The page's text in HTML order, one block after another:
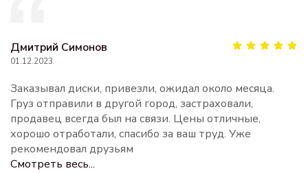
Дмитрий Симонов
01.12.2023
Заказывал диски, привезли, ожидал около месяца.
Груз отправили в другой город, застраховали,
продавец всегда был на связи. Цены отличные,
хорошо отработали, спасибо за ваш труд. Уже
рекомендовал друзьям
Смотреть весь...